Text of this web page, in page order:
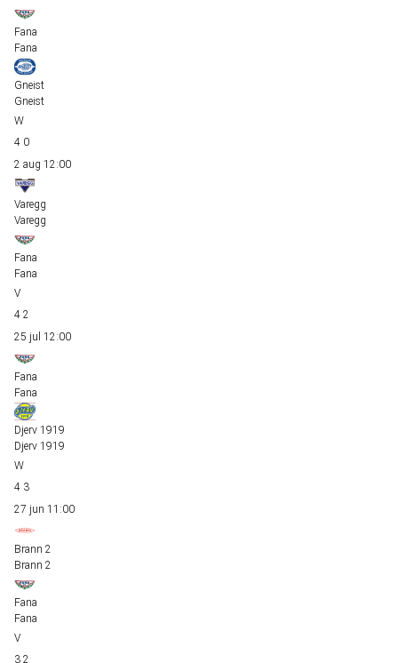
Fana
Fana
Gneist
Gneist
4 0
2 aug 12:00
Varegg
Varegg
Fana
Fana
4 2
25 jul 12:00
Fana
Fana
Djerv 1919
Djerv 1919
4 3
27 jun 11:00
Brann 2
Brann 2
Fana
Fana
3 2